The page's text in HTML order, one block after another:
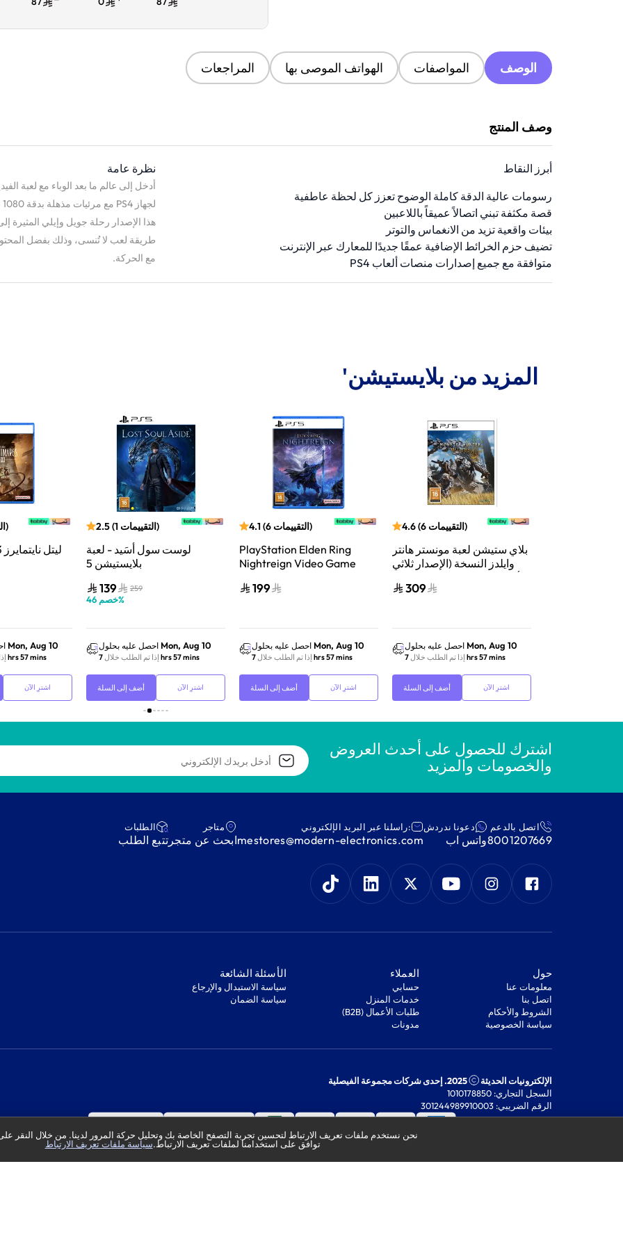
الوصف المواصفات الهواتف الموصى بها المراجعات
وصف المنتج
أبرز النقاط
رسومات عالية الدقة كاملة الوضوح تعزز كل لحظة عاطفية
قصة مكثفة تبني اتصالاً عميقاً باللاعبين
بيئات واقعية تزيد من الانغماس والتوتر
تضيف حزم الخرائط الإضافية عمقًا جديدًا للمعارك عبر الإنترنت
متوافقة مع جميع إصدارات منصات ألعاب PS4
نظرة عامة
هذا الإصدار رحلة جويل وإيلي المثيرة
طريقة لعب لا تُنسى، وذلك بفضل
مع الحركة.
المزيد من بلايستيشن'
)
ليتل نايتمايرز 3 | بلايستيشن 5
Mon, Aug 10
7 hrs 57 mins
اشترِ الآن
2.5(1 التقييمات)
لوست سول أسَيد - لعبة
بلايستيشن 5
139 259
خصم 46 %
احصل عليه بحلول Mon, Aug 10
إذا تم الطلب خلال 7 hrs 57 mins
أضف إلى السلة اشترِ الآن
4.1(6 التقييمات)
PlayStation Elden Ring
Nightreign Video Game
199
احصل عليه بحلول Mon, Aug 10
إذا تم الطلب خلال 7 hrs 57 mins
أضف إلى السلة اشترِ الآن
4.6(6 التقييمات)
بلاي ستيشن لعبة مونستر هانتر
وايلدز النسخة (الإصدار ثلاثي
الأبعاد المتحرك) بلاي ستيشن 5
309
احصل عليه بحلول Mon, Aug 10
إذا تم الطلب خلال 7 hrs 57 mins
أضف إلى السلة اشترِ الآن
اشترك للحصول على أحدث العروض
والخصومات والمزيد
اتصل بالدعم
8001207669
دعونا ندردش
واتس اب
:راسلنا عبر البريد الإلكتروني
mestores@modern-electronics.com
متاجر
ابحث عن متجر
‫الطلبات‬
‫تتبع الطلب‬
‫حول‬
معلومات عنا
اتصل بنا
‫الشروط والأحكام‬
‫سياسة الخصوصية‬
‫العملاء‬
‫حسابي‬
‫خدمات المنزل‬
‫طلبات الأعمال (B2B)‬
مدونات
‫الأسئلة الشائعة‬
‫سياسة الاستبدال والإرجاع‬
‫سياسة الضمان‬
الإلكترونيات الحديثة
2025. إحدى شركات مجموعة الفيصلية
السجل التجاري: 1010178850
الرقم الضريبي: 301244989910003
نحن نستخدم ملفات تعريف الارتباط لتحسين تجربة التصفح الخاصة بك وتحليل حركة المرور لدينا. من خلال النقر
توافق على استخدامنا لملفات تعريف الارتباط.سياسة ملفات تعريف الارتباط